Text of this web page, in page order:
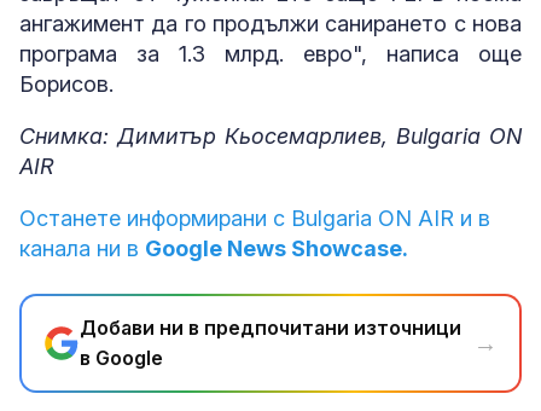
ангажимент да го продължи санирането с нова
програма за 1.3 млрд. евро", написа още
Борисов.
Снимка: Димитър Кьосемарлиев, Bulgaria ON
AIR
Останете информирани с Bulgaria ON AIR и в
канала ни в Google News Showcase.
Добави ни в предпочитани източници
в Google
→